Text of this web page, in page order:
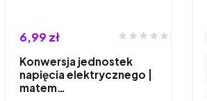
6,99 zł
Konwersja jednostek
napięcia elektrycznego |
matem…